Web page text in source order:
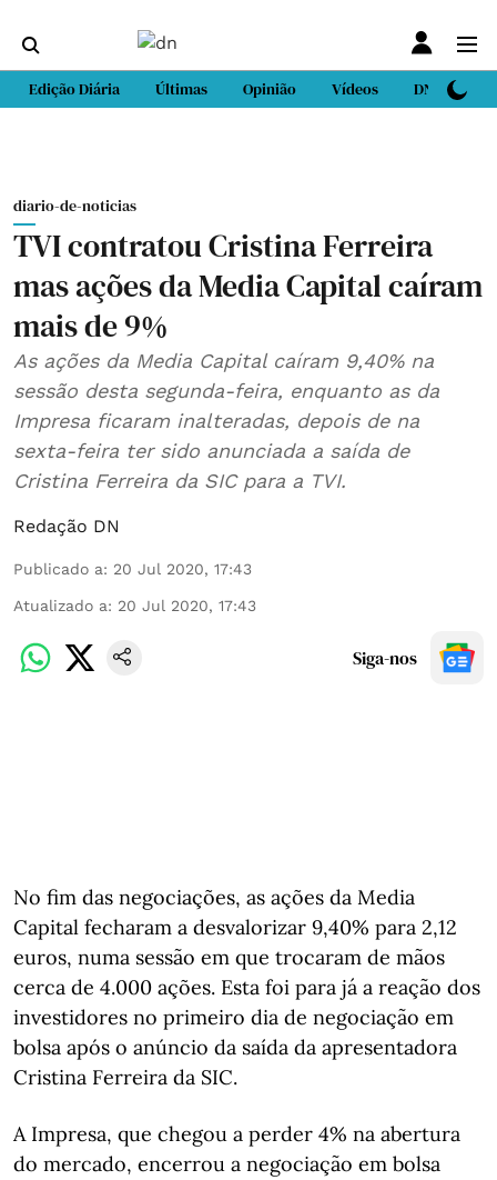
Edição Diária Últimas Opinião Vídeos DN Sport
diario-de-noticias
TVI contratou Cristina Ferreira
mas ações da Media Capital caíram
mais de 9%
As ações da Media Capital caíram 9,40% na
sessão desta segunda-feira, enquanto as da
Impresa ficaram inalteradas, depois de na
sexta-feira ter sido anunciada a saída de
Cristina Ferreira da SIC para a TVI.
Redação DN
Publicado a: 20 Jul 2020, 17:43
Atualizado a: 20 Jul 2020, 17:43
Siga-nos
No fim das negociações, as ações da Media
Capital fecharam a desvalorizar 9,40% para 2,12
euros, numa sessão em que trocaram de mãos
cerca de 4.000 ações. Esta foi para já a reação dos
investidores no primeiro dia de negociação em
bolsa após o anúncio da saída da apresentadora
Cristina Ferreira da SIC.
A Impresa, que chegou a perder 4% na abertura
do mercado, encerrou a negociação em bolsa